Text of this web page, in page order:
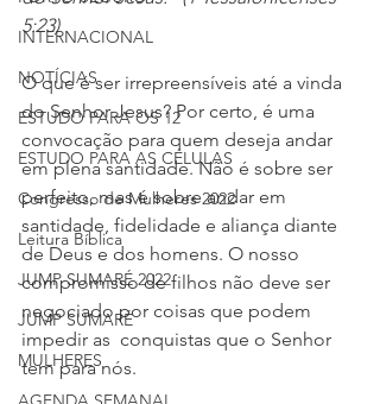
INTERNACIONAL
NOTÍCIAS
ESTUDO PARA OS 12
ESTUDO PARA AS CÉLULAS
Congresso de Mulheres 2022
Leitura Bíblica
JUMP SUMARÉ 2022
JUMP SUMARÉ
MULHERES
5:23)
O que é ser irrepreensíveis até a vinda
do Senhor Jesus? Por certo, é uma
convocação para quem deseja andar
em plena santidade. Não é sobre ser
perfeito, mas é sobre andar em
santidade, fidelidade e aliança diante
de Deus e dos homens. O nosso
compromisso de filhos não deve ser
negociado por coisas que podem
impedir as  conquistas que o Senhor
tem para nós.